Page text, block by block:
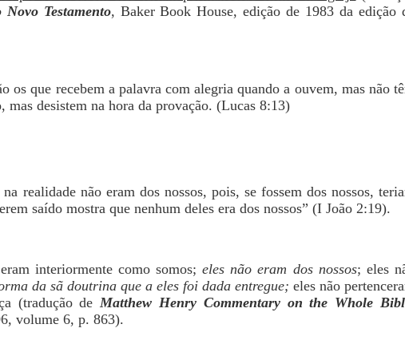
Testamento, Baker Book House, edição de 1983 da edição
os que recebem a palavra com alegria quando a ouvem, mas não
mas desistem na hora da provação. (Lucas 8:13)
realidade não eram dos nossos, pois, se fossem dos nossos,
saído mostra que nenhum deles era dos nossos” (I João 2:19).
interiormente como somos;eles não eram dos nossos; eles
da sã doutrina que a eles foi dada entregue; eles não
(tradução deMatthew Henry Commentary on the Whole
volume 6, p. 863).